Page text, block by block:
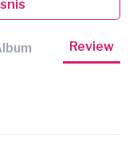
Review